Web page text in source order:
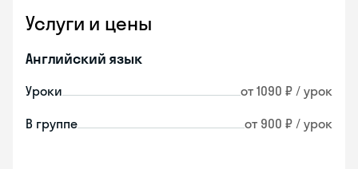
Услуги и цены
Английский язык
Уроки от 1090 ₽ / урок
В группе от 900 ₽ / урок